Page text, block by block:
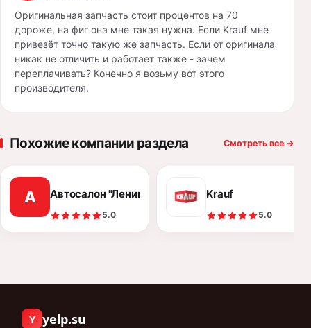
Оригинальная запчасть стоит процентов на 70
дороже, на фиг она мне такая нужна. Если Krauf мне
привезёт точно такую же запчасть. Если от оригинала
никак не отличить и работает также - зачем
переплачивать? Конечно я возьму вот этого
производителя.
Похожие компании раздела Смотреть все →
А Автосалон "Ленинград Авто"
5.0
Krauf
5.0
Y yelp.su